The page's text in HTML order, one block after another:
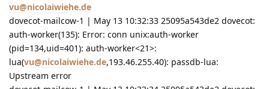
vu@nicolaiwiehe.de
dovecot-mailcow-1 | May 13 10:32:33 25095a543de2 dovecot:
auth-worker(135): Error: conn unix:auth-worker
(pid=134,uid=401): auth-worker<21>:
lua(vu@nicolaiwiehe.de,193.46.255.40): passdb-lua:
Upstream error